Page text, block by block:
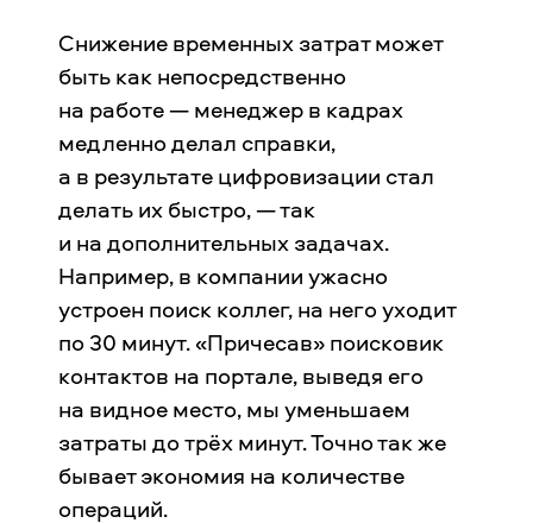
Снижение временных затрат может
быть как непосредственно
на работе — менеджер в кадрах
медленно делал справки,
а в результате цифровизации стал
делать их быстро, — так
и на дополнительных задачах.
Например, в компании ужасно
устроен поиск коллег, на него уходит
по 30 минут. «Причесав» поисковик
контактов на портале, выведя его
на видное место, мы уменьшаем
затраты до трёх минут. Точно так же
бывает экономия на количестве
операций.